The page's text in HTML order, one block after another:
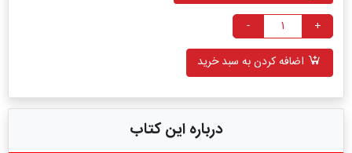
+
-
اضافه کردن به سبد خرید
درباره این کتاب